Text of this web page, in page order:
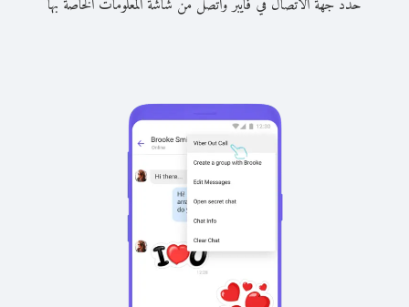
حدد جهة الاتصال في فايبر واتصل من شاشة المعلومات الخاصة بها